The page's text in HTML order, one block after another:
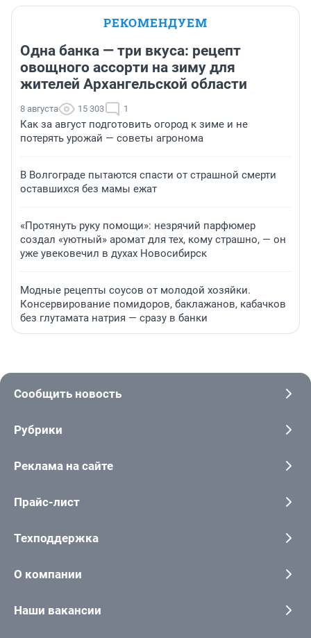
РЕКОМЕНДУЕМ
Одна банка — три вкуса: рецепт
овощного ассорти на зиму для
жителей Архангельской области
8 августа 15 303 1
Как за август подготовить огород к зиме и не
потерять урожай — советы агронома
В Волгограде пытаются спасти от страшной смерти
оставшихся без мамы ежат
«Протянуть руку помощи»: незрячий парфюмер
создал «уютный» аромат для тех, кому страшно, — он
уже увековечил в духах Новосибирск
Модные рецепты соусов от молодой хозяйки.
Консервирование помидоров, баклажанов, кабачков
без глутамата натрия — сразу в банки
Сообщить новость
Рубрики
Реклама на сайте
Прайс-лист
Техподдержка
О компании
Наши вакансии